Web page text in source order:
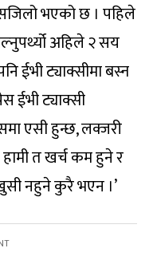
भएको छ । पहिले
अहिले २ सय
ईभी ट्याक्सीमा बस्न
ईभी ट्याक्सी
एसी हुन्छ, लक्जरी
त खर्च कम हुने र
नहुने कुरै भएन ।’